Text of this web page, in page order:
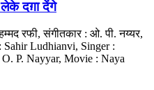
दग़ा देंगे
रफी, संगीतकार : ओ. पी. नय्यर,
Sahir Ludhianvi, Singer :
P. Nayyar, Movie : Naya